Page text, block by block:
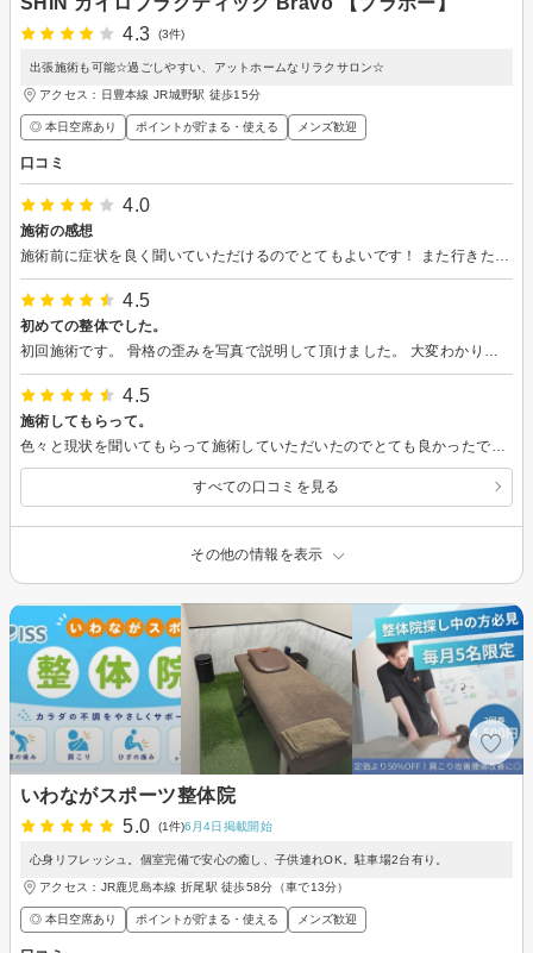
4.3
(3件)
出張施術も可能☆過ごしやすい、アットホームなリラクサロン☆
アクセス：日豊本線 JR城野駅 徒歩15分
◎ 本日空席あり ポイントが貯まる・使える メンズ歓迎
口コミ
4.0
施術の感想
4.5
初めての整体でした。
4.5
施術してもらって。
すべての口コミを見る
その他の情報を表示
いわながスポーツ整体院
5.0
(1件)6月4日掲載開始
心身リフレッシュ。個室完備で安心の癒し、子供連れOK。駐車場2台有り。
アクセス：JR鹿児島本線 折尾駅 徒歩58分（車で13分）
◎ 本日空席あり ポイントが貯まる・使える メンズ歓迎